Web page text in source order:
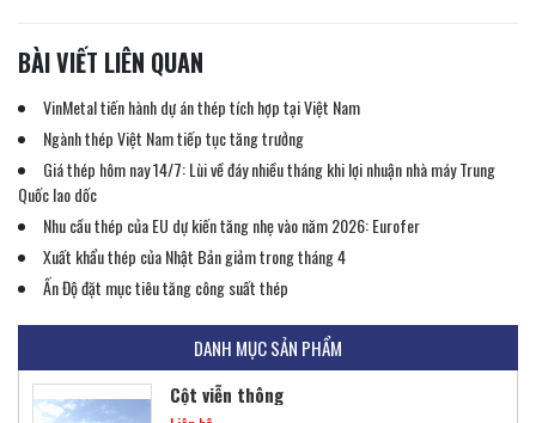
BÀI VIẾT LIÊN QUAN
VinMetal tiến hành dự án thép tích hợp tại Việt Nam
Ngành thép Việt Nam tiếp tục tăng trưởng
Giá thép hôm nay 14/7: Lùi về đáy nhiều tháng khi lợi nhuận nhà máy Trung
Quốc lao dốc
Nhu cầu thép của EU dự kiến ​​tăng nhẹ vào năm 2026: Eurofer
Xuất khẩu thép của Nhật Bản giảm trong tháng 4
Ấn Độ đặt mục tiêu tăng công suất thép
DANH MỤC SẢN PHẨM
Khung thép tiền chế
Liên hệ
Cột viễn thông